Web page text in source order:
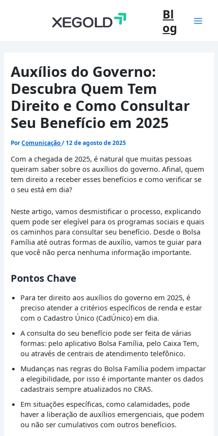
Bl
og
Auxílios do Governo:
Descubra Quem Tem
Direito e Como Consultar
Seu Benefício em 2025
PorComunicação/12 de agosto de 2025
Com a chegada de 2025, é natural que muitas pessoas
queiram saber sobre os auxílios do governo. Afinal, quem
tem direito a receber esses benefícios e como verificar se
o seu está em dia?
Neste artigo, vamos desmistificar o processo, explicando
quem pode ser elegível para os programas sociais e quais
os caminhos para consultar seu benefício. Desde o Bolsa
Família até outras formas de auxílio, vamos te guiar para
que você não perca nenhuma informação importante.
Pontos Chave
Para ter direito aos auxílios do governo em 2025, é
preciso atender a critérios específicos de renda e estar
com o Cadastro Único (CadÚnico) em dia.
A consulta do seu benefício pode ser feita de várias
formas: pelo aplicativo Bolsa Família, pelo Caixa Tem,
ou através de centrais de atendimento telefônico.
Mudanças nas regras do Bolsa Família podem impactar
a elegibilidade, por isso é importante manter os dados
cadastrais sempre atualizados no CRAS.
Em situações específicas, como calamidades, pode
haver a liberação de auxílios emergenciais, que podem
ou não ser cumulativos com outros benefícios.